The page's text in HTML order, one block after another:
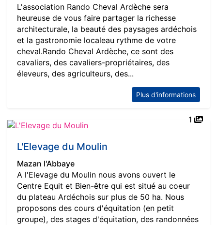
L'association Rando Cheval Ardèche sera
heureuse de vous faire partager la richesse
architecturale, la beauté des paysages ardéchois
et la gastronomie localeau rythme de votre
cheval.Rando Cheval Ardèche, ce sont des
cavaliers, des cavaliers-propriétaires, des
éleveurs, des agriculteurs, des...
Plus d'informations
1
L'Elevage du Moulin
Mazan l'Abbaye
A l'Elevage du Moulin nous avons ouvert le
Centre Equit et Bien-être qui est situé au coeur
du plateau Ardéchois sur plus de 50 ha. Nous
proposons des cours d'équitation (en petit
groupe), des stages d'équitation, des randonnées